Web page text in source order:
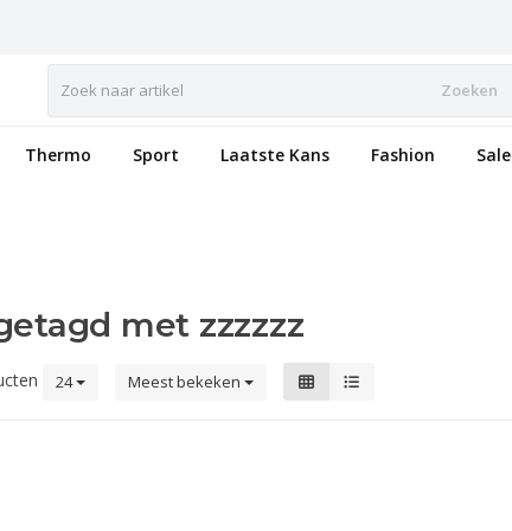
Zoeken
Thermo Sport Laatste Kans Fashion Sale
met zzzzzz
24 Meest bekeken